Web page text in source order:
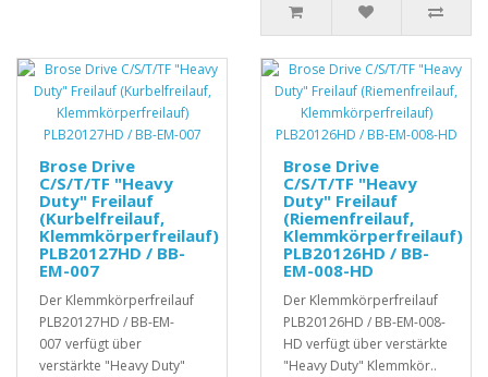
Brose Drive
C/S/T/TF "Heavy
Duty" Freilauf
(Kurbelfreilauf,
Klemmkörperfreilauf)
PLB20127HD / BB-
EM-007
Der Klemmkörperfreilauf
PLB20127HD / BB-EM-
007 verfügt über
verstärkte "Heavy Duty"
Brose Drive
C/S/T/TF "Heavy
Duty" Freilauf
(Riemenfreilauf,
Klemmkörperfreilauf)
PLB20126HD / BB-
EM-008-HD
Der Klemmkörperfreilauf
PLB20126HD / BB-EM-008-
HD verfügt über verstärkte
"Heavy Duty" Klemmkör..